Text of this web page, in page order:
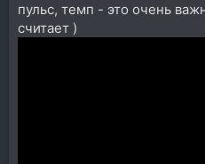
пульс, темп - это очень
считает )